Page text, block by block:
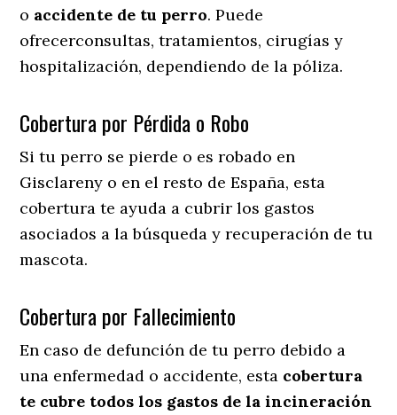
o accidente de tu perro. Puede
ofrecerconsultas, tratamientos, cirugías y
hospitalización, dependiendo de la póliza.
Cobertura por Pérdida o Robo
Si tu perro se pierde o es robado en
Gisclareny o en el resto de España, esta
cobertura te ayuda a cubrir los gastos
asociados a la búsqueda y recuperación de tu
mascota.
Cobertura por Fallecimiento
En caso de defunción de tu perro debido a
una enfermedad o accidente, esta cobertura
te cubre todos los gastos de la incineración